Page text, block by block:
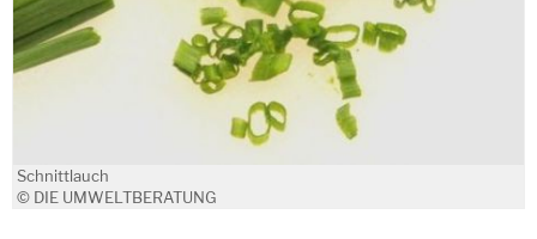
Schnittlauch
© DIE UMWELTBERATUNG